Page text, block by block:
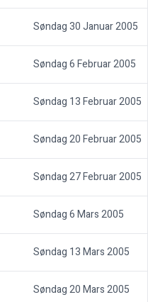
Søndag 30 Januar 2005
Søndag 6 Februar 2005
Søndag 13 Februar 2005
Søndag 20 Februar 2005
Søndag 27 Februar 2005
Søndag 6 Mars 2005
Søndag 13 Mars 2005
Søndag 20 Mars 2005